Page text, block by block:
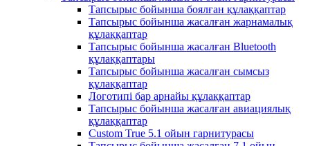
Тапсырыс бойынша боялған құлаққаптар
Тапсырыс бойынша жасалған жарнамалық
құлаққаптар
Тапсырыс бойынша жасалған Bluetooth
құлаққаптары
Тапсырыс бойынша жасалған сымсыз
құлаққаптар
Логотипі бар арнайы құлаққаптар
Тапсырыс бойынша жасалған авиациялық
құлаққаптар
Custom True 5.1 ойын гарнитурасы